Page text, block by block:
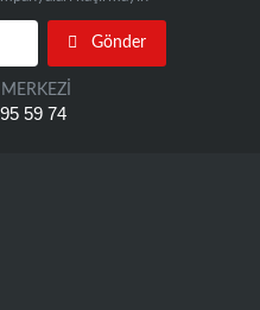
Gönder
59 74